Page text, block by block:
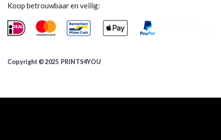
Koop betrouwbaar en veilig:
Copyright © 2025 ​PRINTS4YOU